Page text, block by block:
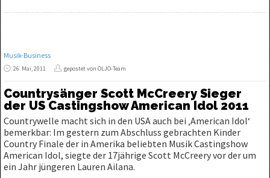
Musik-Business
26. Mai, 2011 gepostet von OLJO-Team
Countrysänger Scott McCreery Sieger
der US Castingshow American Idol 2011
Countrywelle macht sich in den USA auch bei ‚American Idol‘
bemerkbar: Im gestern zum Abschluss gebrachten Kinder
Country Finale der in Amerika beliebten Musik Castingshow
American Idol, siegte der 17jährige Scott McCreery vor der um
ein Jahr jüngeren Lauren Ailana.